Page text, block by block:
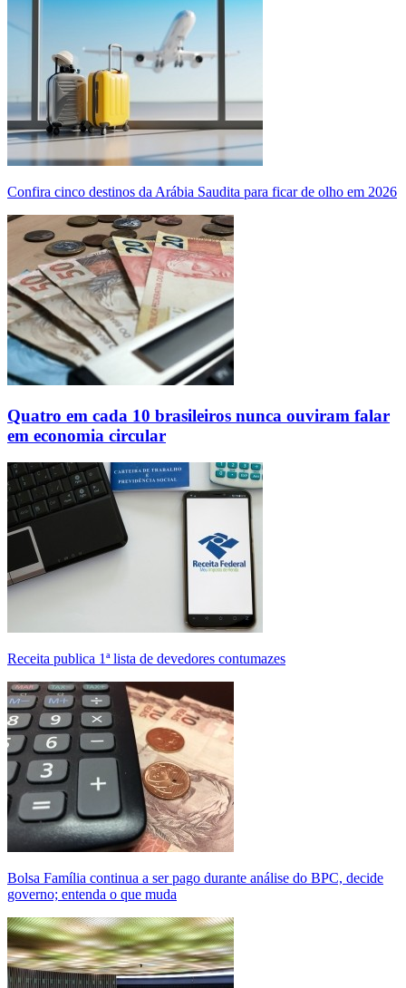
Confira cinco destinos da Arábia Saudita para ficar de olho em 2026
Quatro em cada 10 brasileiros nunca ouviram falar
em economia circular
Receita publica 1ª lista de devedores contumazes
Bolsa Família continua a ser pago durante análise do BPC, decide
governo; entenda o que muda